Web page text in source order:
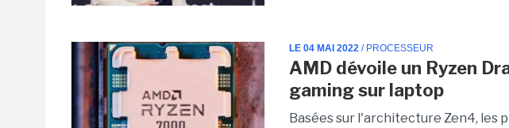
LE 04 MAI 2022 / PROCESSEUR
AMD dévoile un Ryzen
gaming sur laptop
Basées sur l'architecture Zen4, les